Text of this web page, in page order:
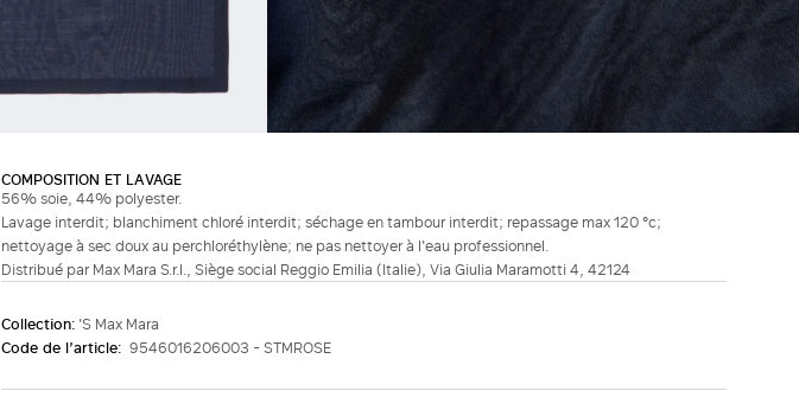
COMPOSITION ET LAVAGE
56% soie, 44% polyester.
Lavage interdit; blanchiment chloré interdit; séchage en tambour interdit; repassage max 120 °c;
nettoyage à sec doux au perchloréthylène; ne pas nettoyer à l'eau professionnel.
Distribué par Max Mara S.r.l., Siège social Reggio Emilia (Italie), Via Giulia Maramotti 4, 42124
Collection: 'S Max Mara
Code de l’article: 9546016206003 - STMROSE